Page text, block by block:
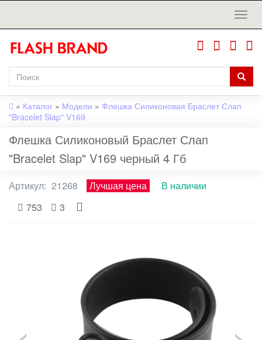
» Каталог » Модели » Флешка Силиконовая Браслет Слап
"Bracelet Slap" V169
Флешка Силиконовый Браслет Слап
"Bracelet Slap" V169 черный 4 Гб
Артикул: 21268 Лучшая цена
В наличии
753
3